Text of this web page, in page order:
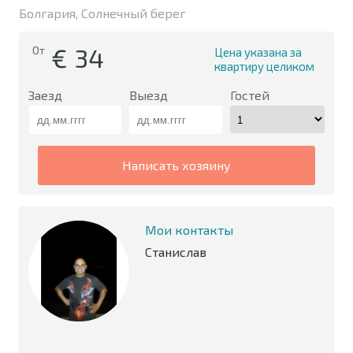
Болгария, Солнечный берег
От € 34
Цена указана за
квартиру целиком
Заезд Выезд Гостей
написать хозяину
Мои контакты
Станислав